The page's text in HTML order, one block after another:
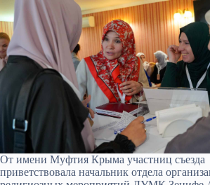
От имени Муфтия Крыма участниц съезда
приветствовала начальник отдела